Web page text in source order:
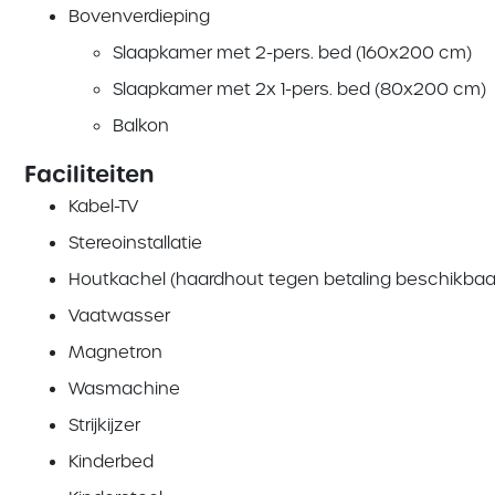
Bovenverdieping
Slaapkamer met 2-pers. bed (160x200 cm)
Slaapkamer met 2x 1-pers. bed (80x200 cm)
Balkon
Faciliteiten
Kabel-TV
Stereoinstallatie
Houtkachel (haardhout tegen betaling
Vaatwasser
Magnetron
Wasmachine
Strijkijzer
Kinderbed